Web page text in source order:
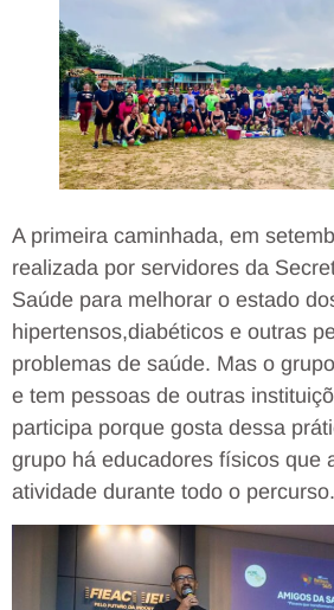
A primeira caminhada, em
realizada por servidores da
Saúde para melhorar o estado
hipertensos,diabéticos e outras
problemas de saúde. Mas o
e tem pessoas de outras
participa porque gosta dessa
grupo há educadores físicos que
atividade durante todo o percurso.